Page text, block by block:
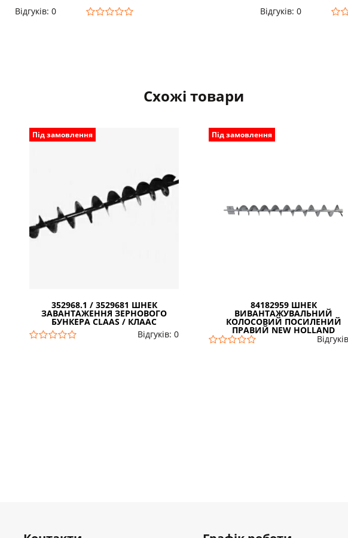
Відгуків: 0
Відгуків: 0
Схожі товари
Під замовлення
352968.1 / 3529681 ШНЕК
ЗАВАНТАЖЕННЯ ЗЕРНОВОГО
БУНКЕРА CLAAS / КЛААС
Відгуків: 0
Під замовлення
84182959 ШНЕК
ВИВАНТАЖУВАЛЬНИЙ
КОЛОСОВИЙ ПОСИЛЕНИЙ
ПРАВИЙ NEW HOLLAND